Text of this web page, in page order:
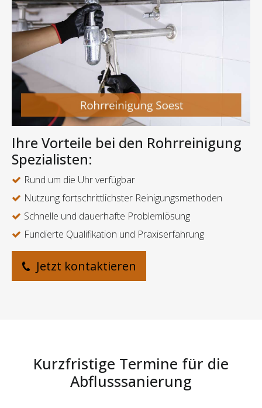
Ihre Vorteile bei den Rohrreinigung
Spezialisten:
Rund um die Uhr verfügbar
Nutzung fortschrittlichster Reinigungsmethoden
Schnelle und dauerhafte Problemlösung
Fundierte Qualifikation und Praxiserfahrung
Jetzt kontaktieren
Kurzfristige Termine für die
Abflusssanierung